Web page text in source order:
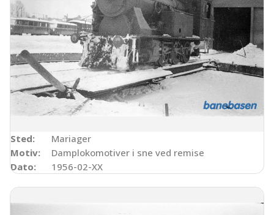
Sted:
Mariager
Motiv:
Damplokomotiver i sne ved remise
Dato:
1956-02-XX